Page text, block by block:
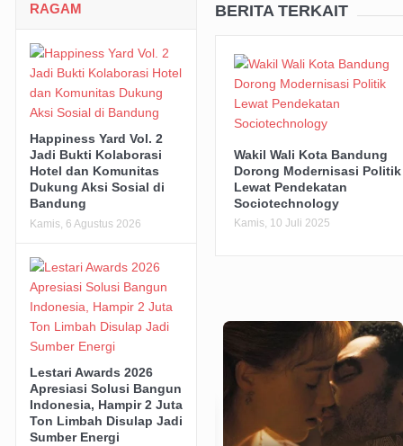
BERITA TERKAIT
Wakil Wali Kota Bandung
Dorong Modernisasi Politik
Lewat Pendekatan
Sociotechnology
Kamis, 10 Juli 2025
RAGAM
Happiness Yard Vol. 2
Jadi Bukti Kolaborasi
Hotel dan Komunitas
Dukung Aksi Sosial di
Bandung
Kamis, 6 Agustus 2026
Lestari Awards 2026
Apresiasi Solusi Bangun
Indonesia, Hampir 2 Juta
Ton Limbah Disulap Jadi
Sumber Energi